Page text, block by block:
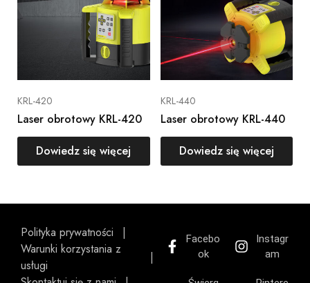
KRL-420
Laser obrotowy KRL-420
Dowiedz się więcej
KRL-440
Laser obrotowy KRL-440
Dowiedz się więcej
Polityka prywatności
Warunki korzystania z
usługi
Facebo
ok
Instagr
am